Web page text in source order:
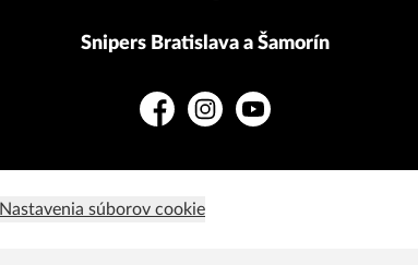
Snipers Bratislava a Šamorín
FacebookInstagramYouTube
Nastavenia súborov cookie